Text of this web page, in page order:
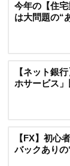
今年の【住
は大問題の“
【ネット銀
ホサービス
【FX】初心
バックあり